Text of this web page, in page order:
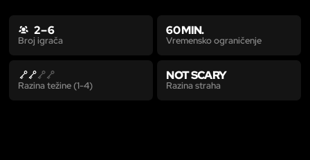
2 – 6
Broj igrača
60 MIN.
Vremensko ograničenje
Razina težine (1-4)
NOT SCARY
Razina straha